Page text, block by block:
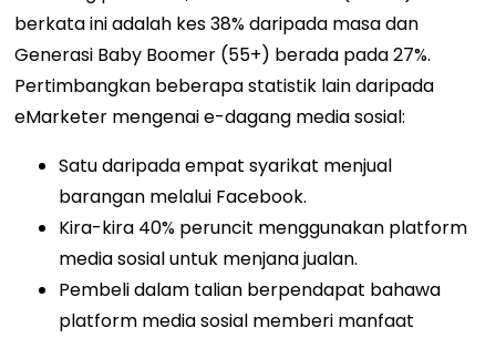
berkata ini adalah kes 38% daripada masa dan
Generasi Baby Boomer (55+) berada pada 27%.
Pertimbangkan beberapa statistik lain daripada
eMarketer mengenai e-dagang media sosial:
Satu daripada empat syarikat menjual
barangan melalui Facebook.
Kira-kira 40% peruncit menggunakan platform
media sosial untuk menjana jualan.
Pembeli dalam talian berpendapat bahawa
platform media sosial memberi manfaat